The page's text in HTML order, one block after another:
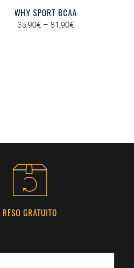
WHY SPORT BCAA
35,90€– 81,90€
RESO GRATUITO